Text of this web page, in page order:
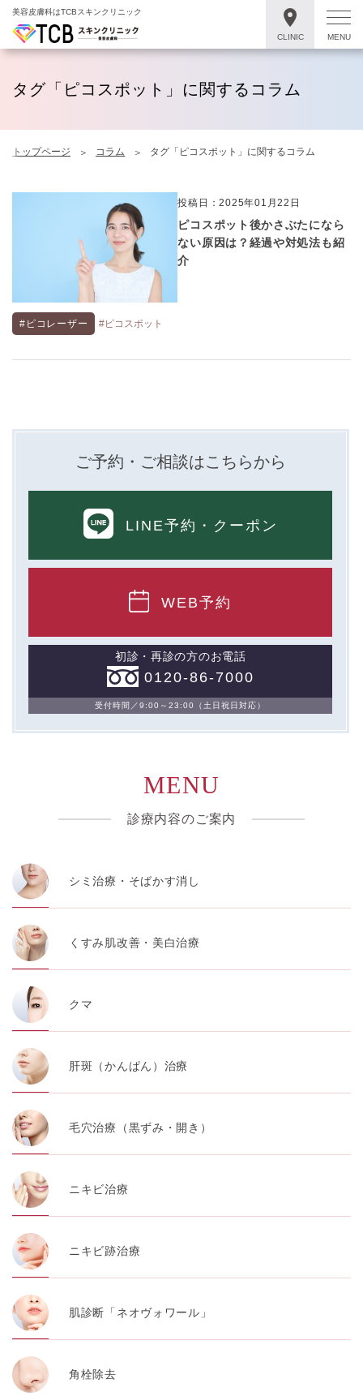
美容皮膚科はTCBスキンクリニック
タグ「ピコスポット」に関するコラム
トップページ コラム タグ「ピコスポット」に関するコラム
投稿日：2025年01月22日
ピコスポット後かさぶたになら
ない原因は？経過や対処法も紹
介
#ピコレーザー #ピコスポット
ご予約・ご相談はこちらから
LINE予約 ・クーポン
WEB予約
初診・再診の方のお電話
0120-86-7000
受付時間／9:00～23:00（土日祝日対応）
MENU
診療内容のご案内
シミ治療・そばかす消し
くすみ肌改善・美白治療
クマ
肝斑（かんぱん）治療
毛穴治療（黒ずみ・開き）
ニキビ治療
ニキビ跡治療
肌診断「ネオヴォワール」
角栓除去
CLINIC MENU